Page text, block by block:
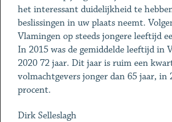
het interessant duidelijkheid te
beslissingen in uw plaats neemt.
Vlamingen op steeds jongere leeftijd
In 2015 was de gemiddelde leeftijd in
2020 72 jaar. Dit jaar is ruim een
volmachtgevers jonger dan 65 jaar, in
procent.
Dirk Selleslagh